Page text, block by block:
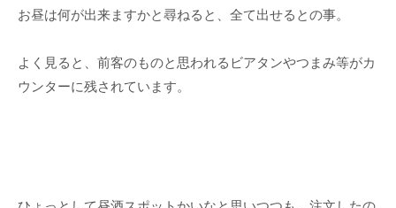
お昼は何が出来ますかと尋ねると、全て出せるとの事。
よく見ると、前客のものと思われるビアタンやつまみ等がカ
ウンターに残されています。